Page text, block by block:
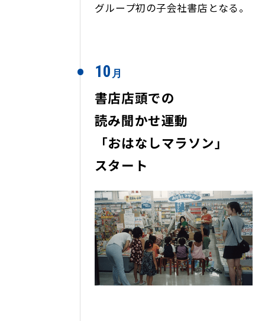
グループ初の子会社書店となる。
10 月
書店店頭での
読み聞かせ運動
「おはなしマラソン」
スタート